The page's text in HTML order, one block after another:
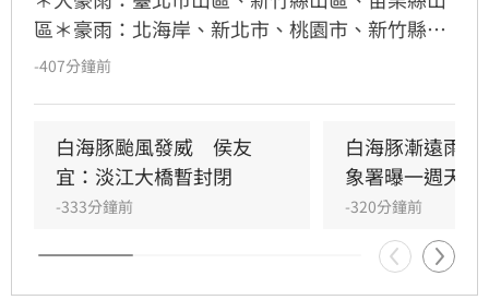
區＊豪雨：北海岸、新北市、桃園市、新竹縣、
臺中市山區＊大雨：基隆市、臺北市、新竹市、
-407分鐘前
白海豚颱風發威　侯友
宜：淡江大橋暫封閉
-333分鐘前
白海豚漸遠雨
象署曝一週天氣
-320分鐘前